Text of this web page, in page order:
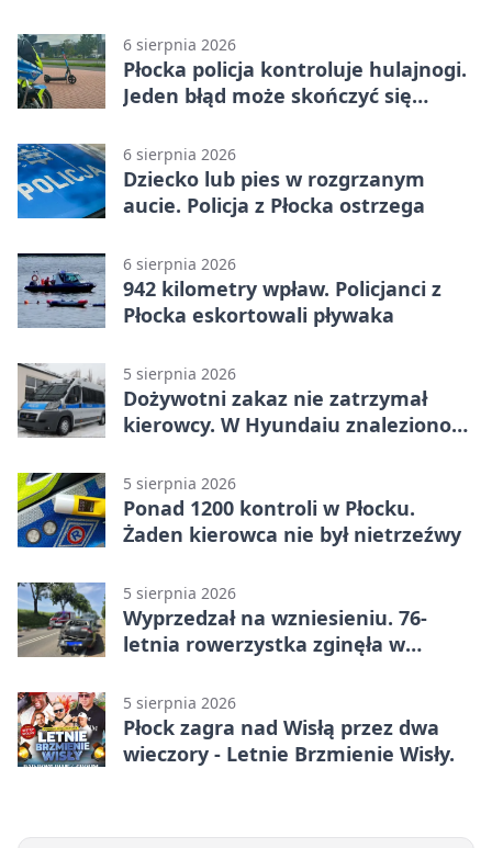
6 sierpnia 2026
Płocka policja kontroluje hulajnogi.
Jeden błąd może skończyć się
6 sierpnia 2026
Dziecko lub pies w rozgrzanym
aucie. Policja z Płocka ostrzega
6 sierpnia 2026
942 kilometry wpław. Policjanci z
Płocka eskortowali pływaka
5 sierpnia 2026
Dożywotni zakaz nie zatrzymał
kierowcy. W Hyundaiu znaleziono
5 sierpnia 2026
Ponad 1200 kontroli w Płocku.
Żaden kierowca nie był nietrzeźwy
5 sierpnia 2026
Wyprzedzał na wzniesieniu. 76-
letnia rowerzystka zginęła w
5 sierpnia 2026
Płock zagra nad Wisłą przez dwa
wieczory - Letnie Brzmienie Wisły.